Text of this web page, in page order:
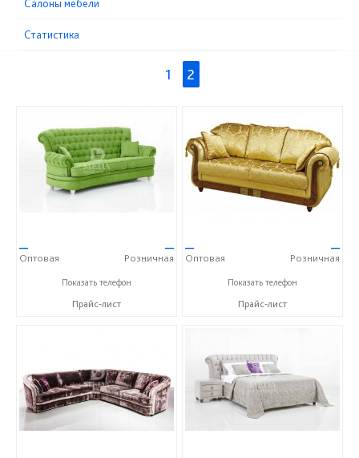
Cалоны мебели
Статистика
1 2
—
Оптовая
—
Розничная
+7 (495) 775-01-50
Показать телефон
Прайс-лист
—
Оптовая
—
Розничная
+7 (495) 775-01-50
Показать телефон
Прайс-лист